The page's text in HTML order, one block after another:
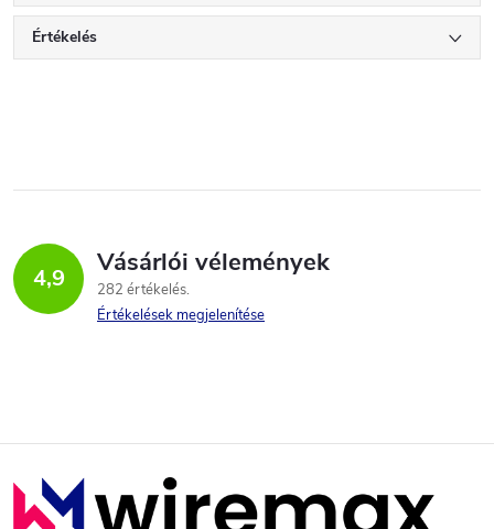
Értékelés
4,9 Vásárlói vélemények
282 értékelés
Értékelések megjelenítése
L